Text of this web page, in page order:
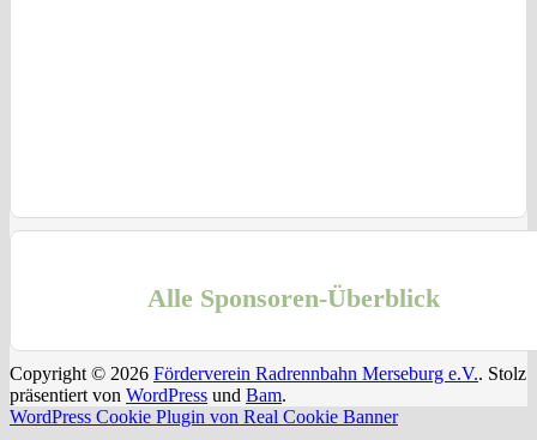
Alle Sponsoren-Überblick
Copyright © 2026 Förderverein Radrennbahn Merseburg e.V.. Stolz
präsentiert von WordPress und Bam.
WordPress Cookie Plugin von Real Cookie Banner